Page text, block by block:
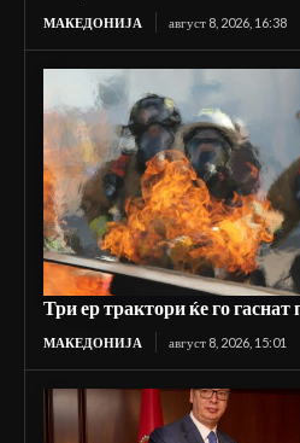
МАКЕДОНИЈА август 8, 2026, 16:38
Три ер трактори ќе го
МАКЕДОНИЈА август 8, 2026, 15:01